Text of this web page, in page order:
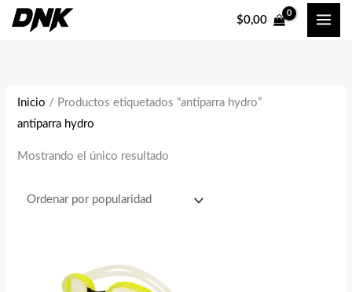
$0,00
Inicio / Productos etiquetados “antiparra hydro”
antiparra hydro
Mostrando el único resultado